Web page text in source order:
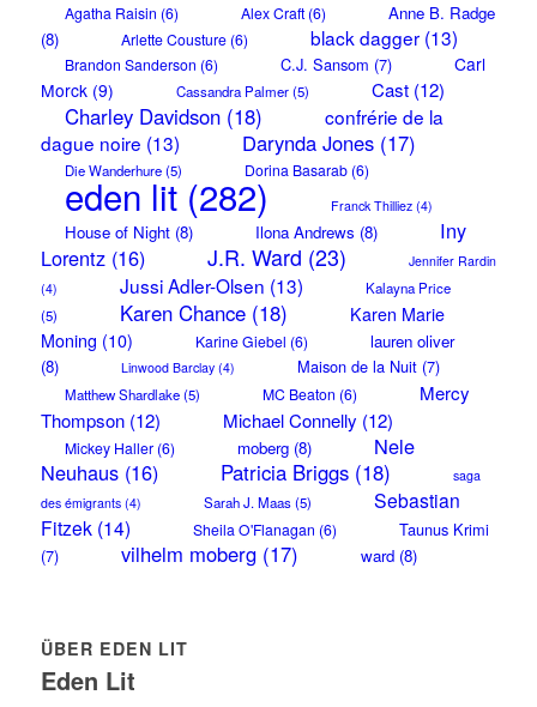
Agatha Raisin (6) Alex Craft(6)
Anne B. Radge
(8)
Arlette Cousture(6) black dagger(13)
Brandon Sanderson (6) C.J. Sansom (7)
Carl
Morck(9) Cassandra Palmer(5) Cast(12)
Charley Davidson(18)
confrérie de la
dague noire (13) Darynda Jones(17)
Die Wanderhure(5) Dorina Basarab(6)
eden lit(282) Franck Thilliez(4)
House of Night(8) Ilona Andrews (8)
Iny
Lorentz(16) J.R. Ward (23)
Jennifer Rardin
(4)
Jussi Adler-Olsen (13)
Kalayna Price
(5)
Karen Chance(18)
Karen Marie
Moning (10) Karine Giebel (6)
lauren oliver
(8)
Linwood Barclay(4) Maison de la Nuit(7)
Matthew Shardlake(5) MC Beaton (6)
Mercy
Thompson(12) Michael Connelly (12)
Mickey Haller(6) moberg(8)
Nele
Neuhaus(16) Patricia Briggs(18)
saga
des émigrants(4) Sarah J. Maas(5)
Sebastian
Fitzek(14) Sheila O'Flanagan (6)
Taunus Krimi
(7)
vilhelm moberg(17) ward(8)
ÜBER EDEN LIT
Eden Lit